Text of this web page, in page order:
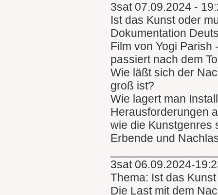
3sat 07.09.2024 -
Ist das Kunst oder
Dokumentation
Film von Yogi
passiert nach dem
Wie läßt sich der
groß ist?
Wie lagert man
Herausforderungen
wie die Kunstgenres
Erbende und
3sat 06.09.2024-
Thema: Ist das
Die Last mit dem